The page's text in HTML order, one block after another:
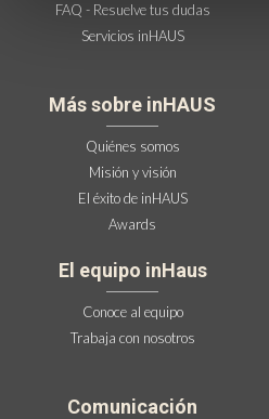
FAQ - Resuelve tus dudas
Servicios inHAUS
Más sobre inHAUS
Quiénes somos
Misión y visión
El éxito de inHAUS
Awards
El equipo inHaus
Conoce al equipo
Trabaja con nosotros
Comunicación